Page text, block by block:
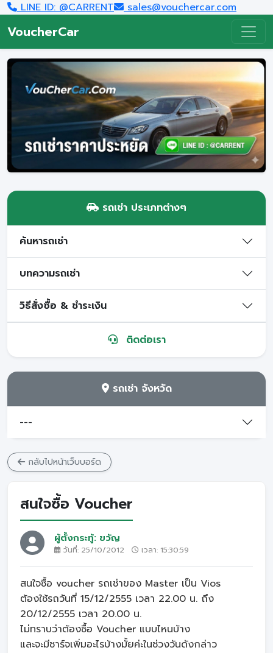
LINE ID: @CARRENT sales@vouchercar.com
VoucherCar
รถเช่า ประเภทต่างๆ
ค้นหารถเช่า
บทความรถเช่า
วิธีสั่งซื้อ & ชำระเงิน
ติดต่อเรา
รถเช่า จังหวัด
---
กลับไปหน้าเว็บบอร์ด
สนใจซื้อ Voucher
ผู้ตั้งกระทู้: ขวัญ
วันที่: 25/10/2012 เวลา: 15:30:59
สนใจซื้อ voucher รถเช่าของ Master เป็น Vios
ต้องใช้รถวันที่ 15/12/2555 เวลา 22.00 น. ถึง
20/12/2555 เวลา 20.00 น.
ไม่ทราบว่าต้องซื้อ Voucher แบบไหนบ้าง
และจะมีชาร์จเพิ่มอะไรบ้างมั้ยค่ะในช่วงวันดังกล่าว